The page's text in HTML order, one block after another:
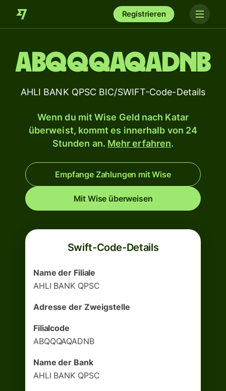
Registrieren
ABQQQAQADNB
AHLI BANK QPSC BIC/SWIFT-Code-Details
Wenn du mit Wise Geld nach Katar
überweist, kommt es innerhalb von 24
Stunden an. Mehr erfahren.
Empfange Zahlungen mit Wise
Mit Wise überweisen
Swift-Code-Details
Name der Filiale
AHLI BANK QPSC
Adresse der Zweigstelle
Filialcode
ABQQQAQADNB
Name der Bank
AHLI BANK QPSC